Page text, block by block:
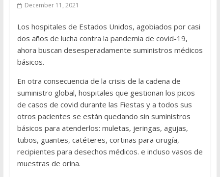
December 11, 2021
Los hospitales de Estados Unidos, agobiados por casi
dos años de lucha contra la pandemia de covid-19,
ahora buscan desesperadamente suministros médicos
básicos.
En otra consecuencia de la crisis de la cadena de
suministro global, hospitales que gestionan los picos
de casos de covid durante las Fiestas y a todos sus
otros pacientes se están quedando sin suministros
básicos para atenderlos: muletas, jeringas, agujas,
tubos, guantes, catéteres, cortinas para cirugía,
recipientes para desechos médicos. e incluso vasos de
muestras de orina.